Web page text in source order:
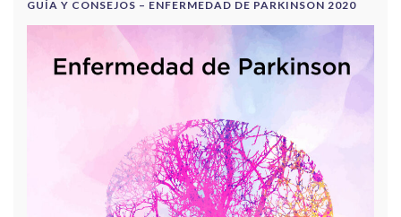
GUÍA Y CONSEJOS – ENFERMEDAD DE PARKINSON 2020